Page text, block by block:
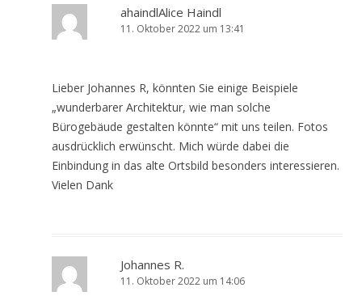
ahaindlAlice Haindl
11. Oktober 2022 um 13:41
Lieber Johannes R, könnten Sie einige Beispiele
„wunderbarer Architektur, wie man solche
Bürogebäude gestalten könnte“ mit uns teilen. Fotos
ausdrücklich erwünscht. Mich würde dabei die
Einbindung in das alte Ortsbild besonders interessieren.
Vielen Dank
Johannes R.
11. Oktober 2022 um 14:06